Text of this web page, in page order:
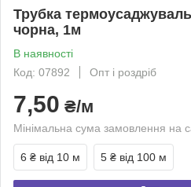
Трубка
чорна, 1м
В наявності
Код: 07892
Опт і роздріб
7,50 ₴/м
Мінімальна сума замовлення на
6 ₴ від 10 м 5 ₴ від 100 м